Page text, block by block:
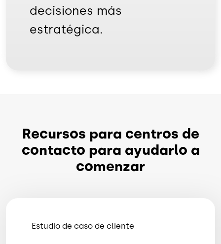
decisiones más
estratégica.
Recursos para centros de
contacto para ayudarlo a
comenzar
Estudio de caso de cliente